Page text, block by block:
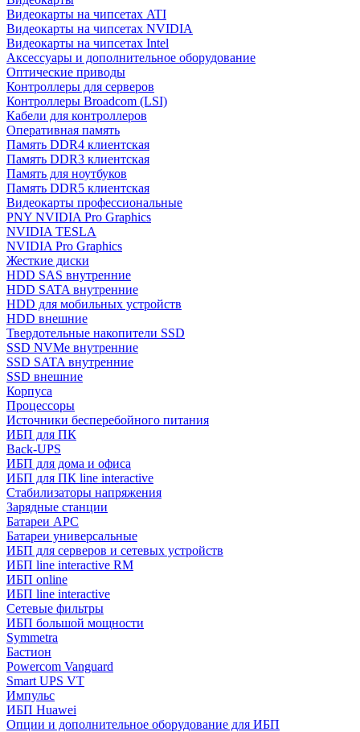
Видеокарты на чипсетах ATI
Видеокарты на чипсетах NVIDIA
Видеокарты на чипсетах Intel
Аксессуары и дополнительное оборудование
Оптические приводы
Контроллеры для серверов
Контроллеры Broadcom (LSI)
Кабели для контроллеров
Оперативная память
Память DDR4 клиентская
Память DDR3 клиентская
Память для ноутбуков
Память DDR5 клиентская
Видеокарты профессиональные
PNY NVIDIA Pro Graphics
NVIDIA TESLA
NVIDIA Pro Graphics
Жесткие диски
HDD SAS внутренние
HDD SATA внутренние
HDD для мобильных устройств
HDD внешние
Твердотельные накопители SSD
SSD NVMe внутренние
SSD SATA внутренние
SSD внешние
Корпуса
Процессоры
Источники бесперебойного питания
ИБП для ПК
Back-UPS
ИБП для дома и офиса
ИБП для ПК linе interactive
Стабилизаторы напряжения
Зарядные станции
Батареи APC
Батареи универсальные
ИБП для серверов и сетевых устройств
ИБП line interactive RM
ИБП online
ИБП linе interactive
Сетевые фильтры
ИБП большой мощности
Symmetra
Бастион
Powercom Vanguard
Smart UPS VT
Импульс
ИБП Huawei
Опции и дополнительное оборудование для ИБП